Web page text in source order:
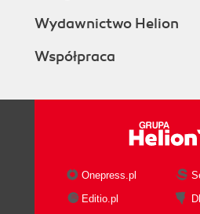
3.2.2.1.
3.3.2.1.
controller
3.3.3. The
3.3.4.1.
Wydawnictwo Helion
Współpraca
Onepress.pl
Editio.pl